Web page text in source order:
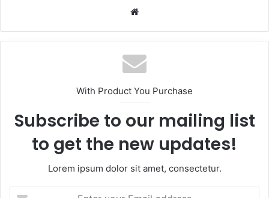
Website
With Product You Purchase
Subscribe to our mailing list
to get the new updates!
Lorem ipsum dolor sit amet, consectetur.